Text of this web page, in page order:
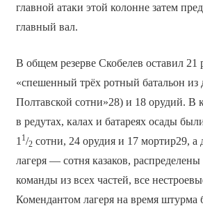
главной атаки этой колонне затем
главный вал.
В общем резерве Скобелев оставил 21
«спешенный трёх ротный батальон из
Полтавской сотни»28) и 18 орудий. В
в редутах, калах и батареях осады
1 1/2сотни, 24 орудия и 17 мортир29, а
лагеря — сотня казаков,
команды из всех частей, все
Комендантом лагеря на время штурма